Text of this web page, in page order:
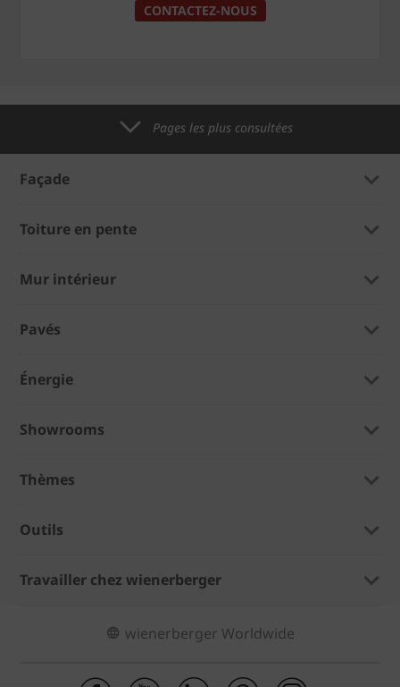
CONTACTEZ-NOUS
Pages les plus consultées
Façade
Toiture en pente
Mur intérieur
Pavés
Énergie
Showrooms
Thèmes
Outils
Travailler chez wienerberger
wienerberger Worldwide